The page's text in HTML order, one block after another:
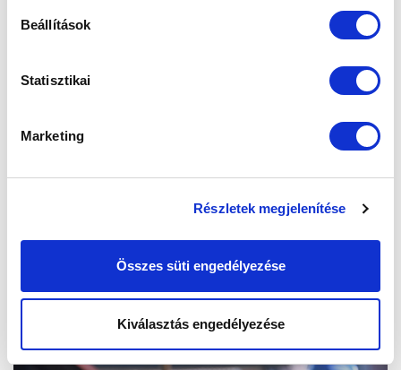
Beállítások
Statisztikai
Marketing
Részletek megjelenítése
Összes süti engedélyezése
Kiválasztás engedélyezése